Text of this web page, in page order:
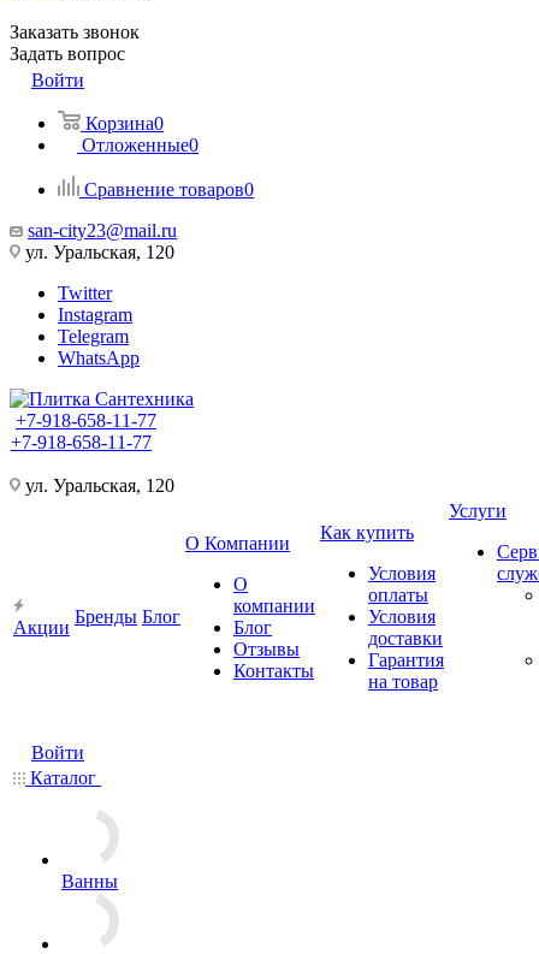
Заказать звонок
Задать вопрос
Войти
Корзина0
Отложенные0
Сравнение товаров0
san-city23@mail.ru
ул. Уральская, 120
Twitter
Instagram
Telegram
WhatsApp
+7-918-658-11-77
+7-918-658-11-77
ул. Уральская, 120
Акции
Бренды Блог
О Компании
О
компании
Блог
Отзывы
Контакты
Как купить
Условия
оплаты
Условия
доставки
Гарантия
на товар
Услуги
Войти
Каталог
Ванны